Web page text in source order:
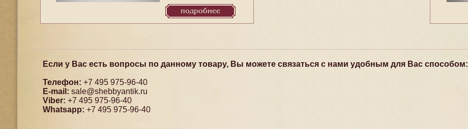
подробнее
Если у Вас есть вопросы по данному товару, Вы можете связаться с нами удобным для Вас способом:
Телефон: +7 495 975-96-40
E-mail: sale@shebbyantik.ru
Viber: +7 495 975-96-40
Whatsapp: +7 495 975-96-40